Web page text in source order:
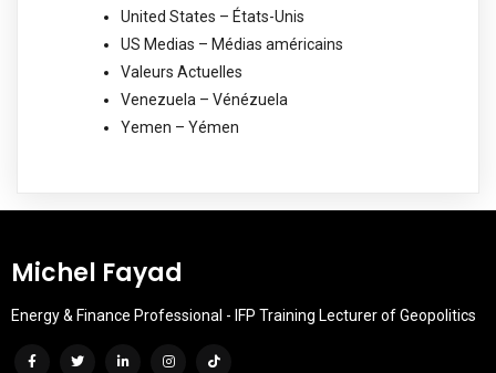
United States – États-Unis
US Medias – Médias américains
Valeurs Actuelles
Venezuela – Vénézuela
Yemen – Yémen
Michel Fayad
Energy & Finance Professional - IFP Training Lecturer of Geopolitics